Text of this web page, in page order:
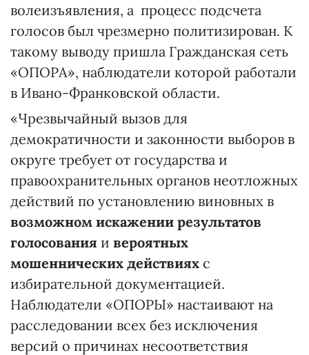
волеизъявления, а процесс подсчета
голосов был чрезмерно политизирован. К
такому выводу пришла Гражданская сеть
«ОПОРА», наблюдатели которой работали
в Ивано-Франковской области.
«Чрезвычайный вызов для
демократичности и законности выборов в
округе требует от государства и
правоохранительных органов неотложных
действий по установлению виновных в
возможном искажении результатов
голосования и вероятных
мошеннических действиях с
избирательной документацией.
Наблюдатели «ОПОРЫ» настаивают на
расследовании всех без исключения
версий о причинах несоответствия